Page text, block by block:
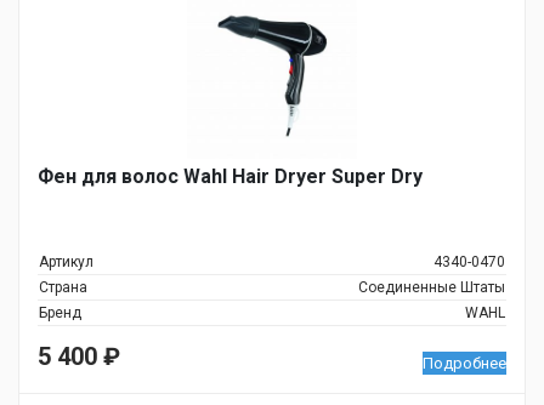
Фен для волос Wahl Hair Dryer Super Dry
Артикул
4340-0470
Страна
Соединенные Штаты
Бренд
WAHL
5 400 ₽ Подробнее